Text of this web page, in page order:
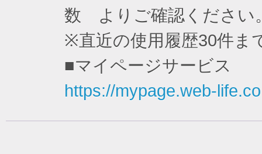
数 よりご確認ください
※直近の使用履歴30件ま
■マイページサービス
https://mypage.web-